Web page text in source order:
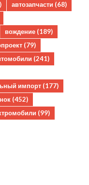
автозапчасти (68)
вождение (189)
(79)
(241)
импорт (177)
(452)
(99)